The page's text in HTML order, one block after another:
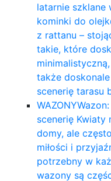
latarnie szklane
kominki do
z rattanu –
takie, które
także
scenerię tarasu
WAZONY
scenerię Kwiaty
domy, ale
miłości i
potrzebny w
wazony są